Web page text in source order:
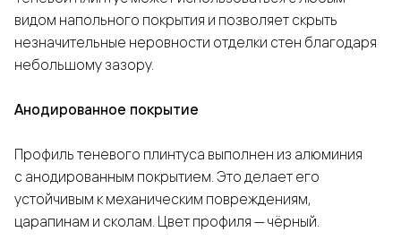
видом напольного покрытия и позволяет скрыть
незначительные неровности отделки стен благодаря
небольшому зазору.
Анодированное покрытие
Профиль теневого плинтуса выполнен из алюминия
с анодированным покрытием. Это делает его
устойчивым к механическим повреждениям,
царапинам и сколам. Цвет профиля — чёрный.